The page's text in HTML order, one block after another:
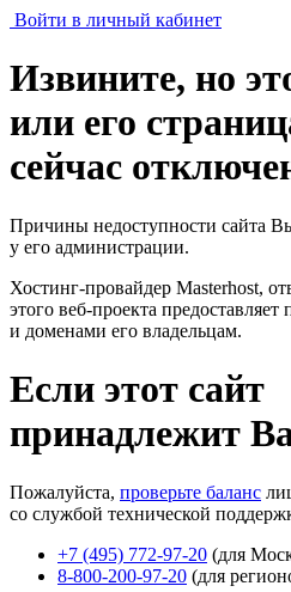
Войти в личный кабинет
Извините, но
или его
сейчас
Причины недоступности сайта
у его администрации.
Хостинг-провайдер Masterhost,
этого веб-проекта предоставляет
и доменами его владельцам.
Если этот сайт
принадлежит
Пожалуйста, проверьте баланс
со службой технической
+7 (495) 772-97-20 (для
8-800-200-97-20 (для